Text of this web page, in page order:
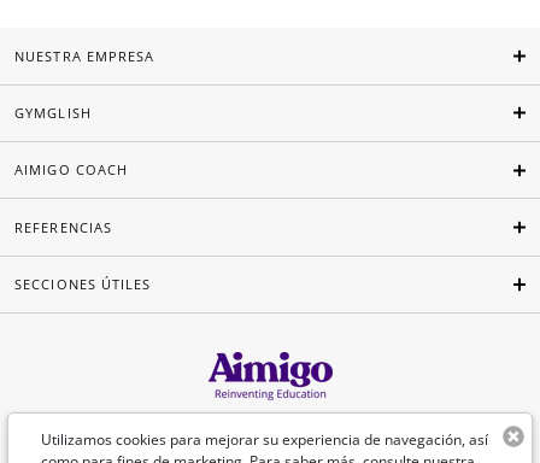
Utilizamos cookies para mejorar su experiencia de navegación, así
NUESTRA EMPRESA
GYMGLISH
AIMIGO COACH
REFERENCIAS
SECCIONES ÚTILES
Español